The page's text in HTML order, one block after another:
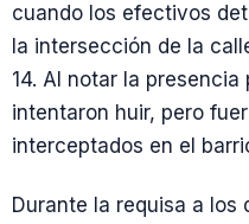
cuando los efectivos
la intersección de la
14. Al notar la
intentaron huir, pero
interceptados en el
Durante la requisa a los